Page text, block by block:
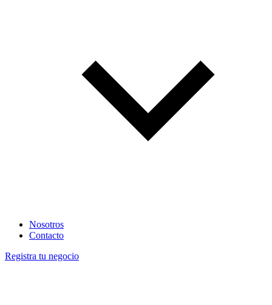
Nosotros
Contacto
Registra tu negocio